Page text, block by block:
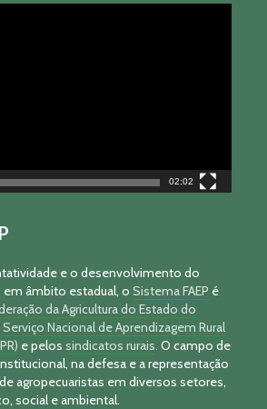
02:02
e o desenvolvimento do
âmbito estadual, o Sistema FAEP é
da Agricultura do Estado do
Serviço Nacional de Aprendizagem Rural
e pelos sindicatos rurais. O campo de
na defesa e a representação
agropecuaristas em diversos setores,
social e ambiental.